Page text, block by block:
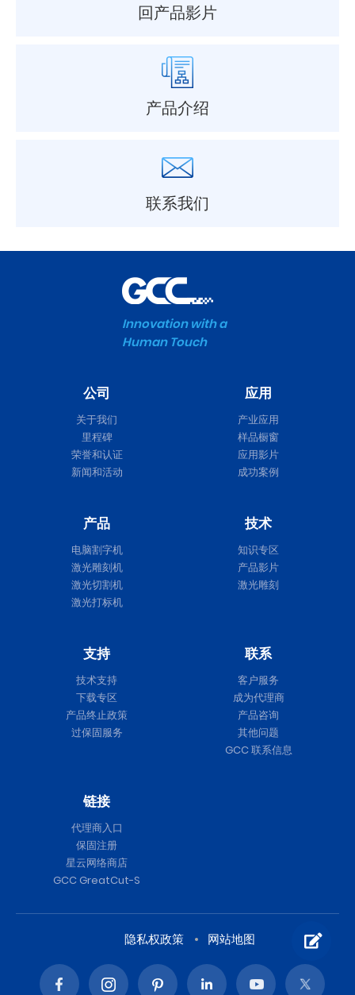
回产品影片
产品介绍
联系我们
Innovation with a
Human Touch
公司
关于我们
里程碑
荣誉和认证
新闻和活动
应用
产业应用
样品橱窗
应用影片
成功案例
产品
电脑割字机
激光雕刻机
激光切割机
激光打标机
技术
知识专区
产品影片
激光雕刻
支持
技术支持
下载专区
产品终止政策
过保固服务
联系
客户服务
成为代理商
产品咨询
其他问题
GCC 联系信息
链接
代理商入口
保固注册
星云网络商店
GCC GreatCut-S
隐私权政策 网站地图